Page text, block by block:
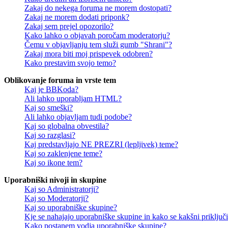
Zakaj do nekega foruma ne morem dostopati?
Zakaj ne morem dodati priponk?
Zakaj sem prejel opozorilo?
Kako lahko o objavah poročam moderatorju?
Čemu v objavljanju tem služi gumb "Shrani"?
Zakaj mora biti moj prispevek odobren?
Kako prestavim svojo temo?
Oblikovanje foruma in vrste tem
Kaj je BBKoda?
Ali lahko uporabljam HTML?
Kaj so smeški?
Ali lahko objavljam tudi podobe?
Kaj so globalna obvestila?
Kaj so razglasi?
Kaj predstavljajo NE PREZRI (lepljivek) teme?
Kaj so zaklenjene teme?
Kaj so ikone tem?
Uporabniški nivoji in skupine
Kaj so Administratorji?
Kaj so Moderatorji?
Kaj so uporabniške skupine?
Kje se nahajajo uporabniške skupine in kako se kakšni
Kako postanem vodja uporabniške skupine?